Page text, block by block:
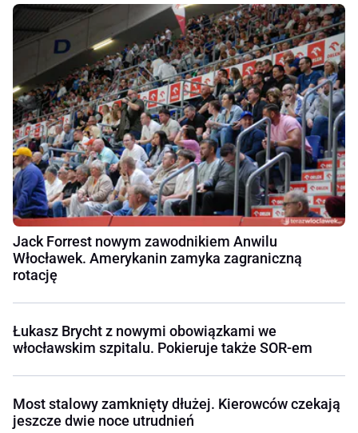
Jack Forrest nowym zawodnikiem Anwilu
Włocławek. Amerykanin zamyka zagraniczną
rotację
Łukasz Brycht z nowymi obowiązkami we
włocławskim szpitalu. Pokieruje także SOR-em
Most stalowy zamknięty dłużej. Kierowców czekają
jeszcze dwie noce utrudnień